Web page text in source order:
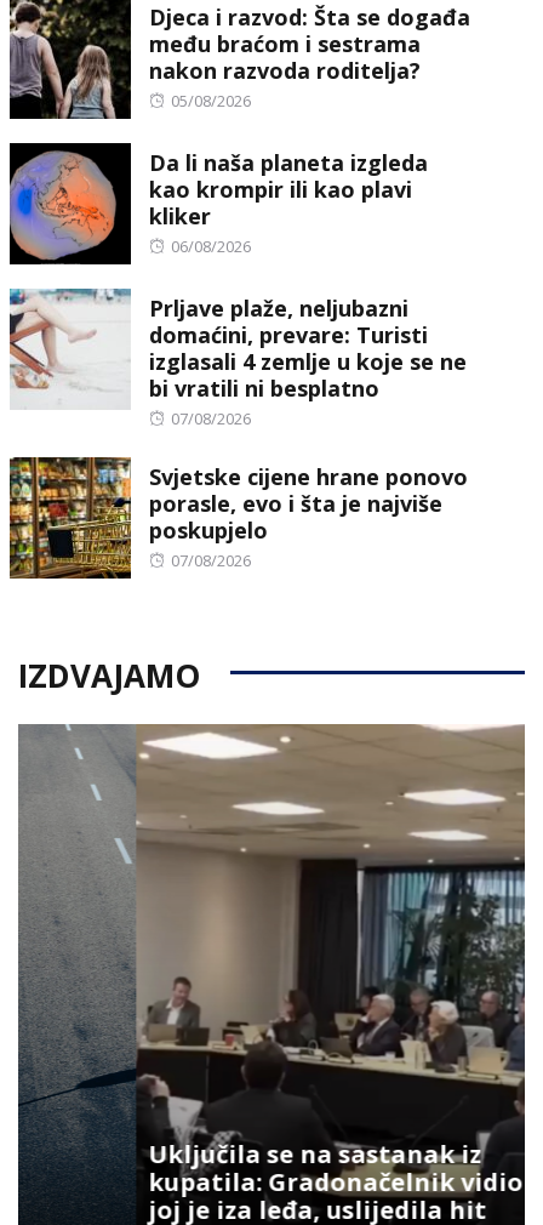
Djeca i razvod: Šta se događa
među braćom i sestrama
nakon razvoda roditelja?
Posted
05/08/2026
Da li naša planeta izgleda
kao krompir ili kao plavi
kliker
Posted
06/08/2026
Prljave plaže, neljubazni
domaćini, prevare: Turisti
izglasali 4 zemlje u koje se ne
bi vratili ni besplatno
Posted
07/08/2026
Svjetske cijene hrane ponovo
porasle, evo i šta je najviše
poskupjelo
Posted
07/08/2026
IZDVAJAMO
Uključila se na sastanak iz
kupatila: Gradonačelnik vidio šta
joj je iza leđa, uslijedila hit